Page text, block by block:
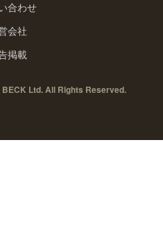
合わせ
会社
掲載
Ltd. All Rights Reserved.